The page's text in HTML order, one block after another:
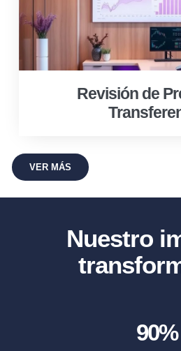
Revisión de
VER MÁS
Nuestro
90%